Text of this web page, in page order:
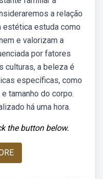
a relação
estética estuda como
e valorizam a
por fatores
culturas, a beleza é
específicas, como
tamanho do corpo.
há uma hora.
the button below.